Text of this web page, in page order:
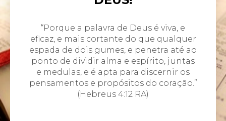
“Porque a palavra de Deus é viva, e
eficaz, e mais cortante do que qualquer
espada de dois gumes, e penetra até ao
ponto de dividir alma e espírito, juntas
e medulas, e é apta para discernir os
pensamentos e propósitos do coração.”
(Hebreus 4:12 RA)